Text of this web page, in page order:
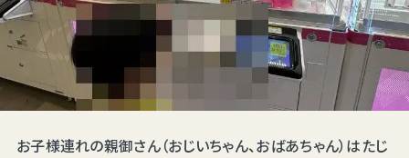
お子様連れの親御さん（おじいちゃん、おばあちゃん）はたじ